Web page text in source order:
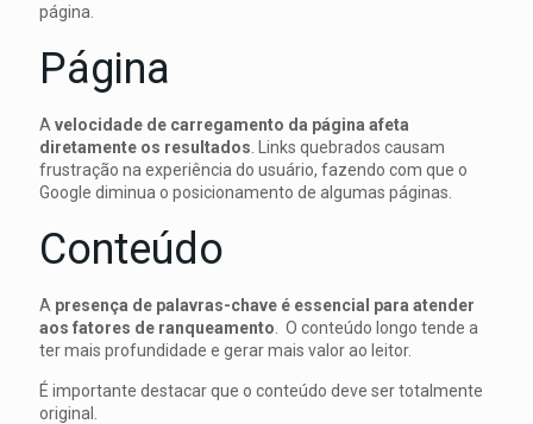
página.
Página
A velocidade de carregamento da página afeta
diretamente os resultados . Links quebrados causam
frustração na experiência do usuário, fazendo com que o
Google diminua o posicionamento de algumas páginas.
Conteúdo
A presença de palavras-chave é essencial para atender
aos fatores de ranqueamento . O conteúdo longo tende a
ter mais profundidade e gerar mais valor ao leitor.
É importante destacar que o conteúdo deve ser totalmente
original.